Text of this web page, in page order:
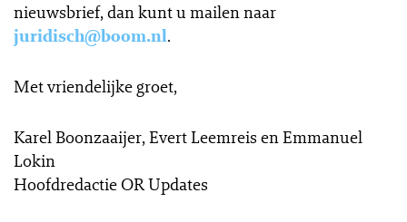
nieuwsbrief, dan kunt u mailen naar
juridisch@boom.nl.
Met vriendelijke groet,
Karel Boonzaaijer, Evert Leemreis en Emmanuel
Lokin
Hoofdredactie OR Updates